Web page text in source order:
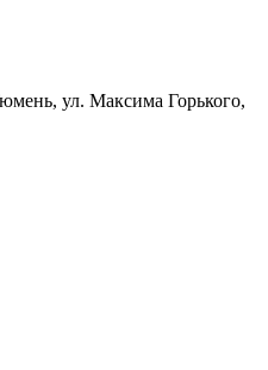
ул. Максима Горького,